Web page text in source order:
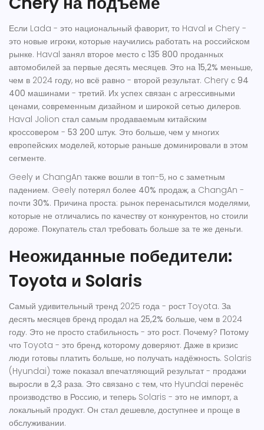
Если Lada - это национальный фаворит, то Haval и Chery -
это новые игроки, которые научились работать на российском
рынке. Haval занял второе место с 135 800 проданных
автомобилей за первые десять месяцев. Это на 15,2% меньше,
чем в 2024 году, но всё равно - второй результат. Chery с 94
400 машинами - третий. Их успех связан с агрессивными
ценами, современным дизайном и широкой сетью дилеров.
Haval Jolion стал самым продаваемым китайским
кроссовером - 53 200 штук. Это больше, чем у многих
европейских моделей, которые раньше доминировали в этом
сегменте.
Geely и ChangAn также вошли в топ-5, но с заметным
падением. Geely потерял более 40% продаж, а ChangAn -
почти 30%. Причина проста: рынок перенасытился моделями,
которые не отличались по качеству от конкурентов, но стоили
дороже. Покупатель стал требовать больше за те же деньги.
Неожиданные победители:
Toyota и Solaris
Самый удивительный тренд 2025 года - рост Toyota. За
десять месяцев бренд продал на 25,2% больше, чем в 2024
году. Это не просто стабильность - это рост. Почему? Потому
что Toyota - это бренд, которому доверяют. Даже в кризис
люди готовы платить больше, но получать надёжность. Solaris
(Hyundai) тоже показал впечатляющий результат - продажи
выросли в 2,3 раза. Это связано с тем, что Hyundai перенёс
производство в Россию, и теперь Solaris - это не импорт, а
локальный продукт. Он стал дешевле, доступнее и проще в
обслуживании.